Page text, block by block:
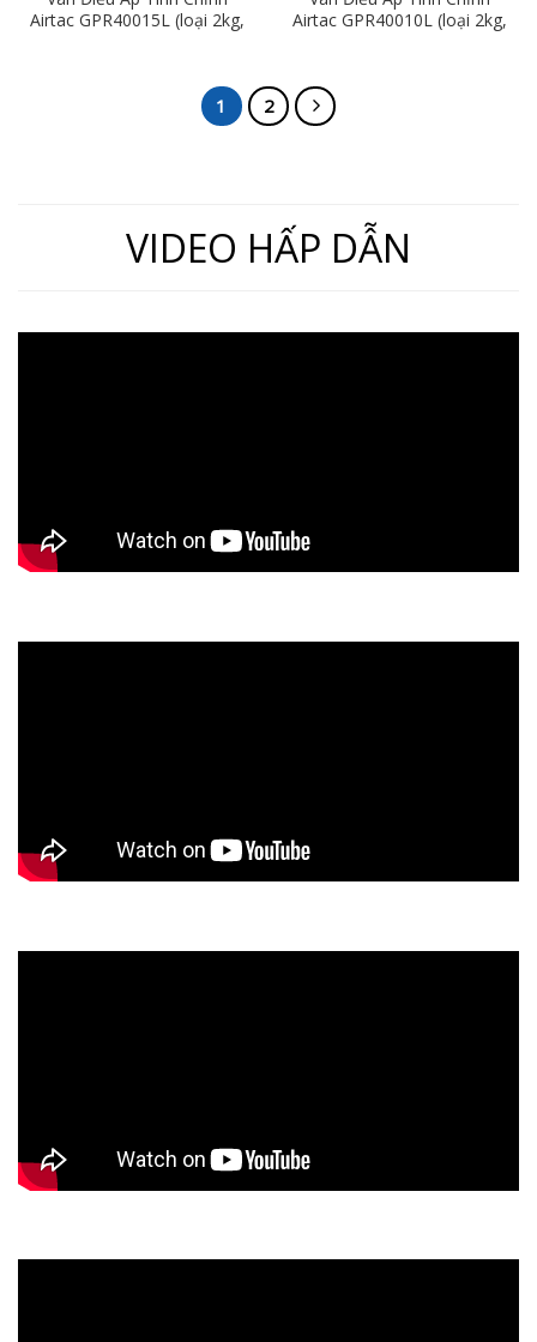
Airtac GPR40015L (loại 2kg,
Airtac GPR40010L (loại 2kg,
1 2
VIDEO HẤP DẪN